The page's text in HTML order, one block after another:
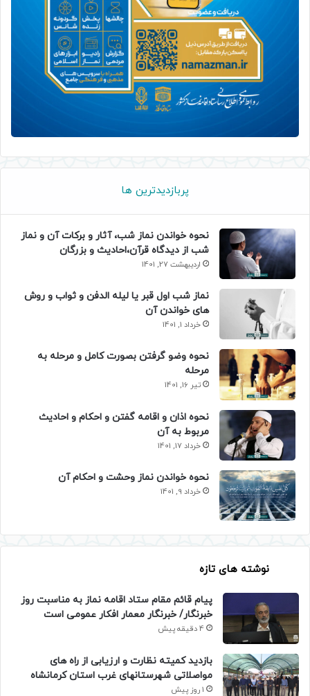
پربازدیدترین ها
نحوه خواندن نماز شب، آثار و برکات آن و نماز
شب از دیدگاه قرآن،احادیث و بزرگان
اردیبهشت 27, 1401
نماز شب اول قبر یا لیله الدفن و ثواب و روش
های خواندن آن
خرداد 1, 1401
نحوه وضو گرفتن بصورت کامل و مرحله به
مرحله
تیر 16, 1401
نحوه اذان و اقامه گفتن و احکام و احادیث
مربوط به آن
خرداد 17, 1401
نحوه خواندن نماز وحشت و احکام آن
خرداد 9, 1401
نوشته های تازه
پیام قائم مقام ستاد اقامه نماز به مناسبت روز
خبرنگار/ خبرنگار معمار افکار عمومی است
4 دقیقه پیش
بازدید کمیته نظارت و ارزیابی از راه های
مواصلاتی شهرستانهای غرب استان کرمانشاه
1 روز پیش